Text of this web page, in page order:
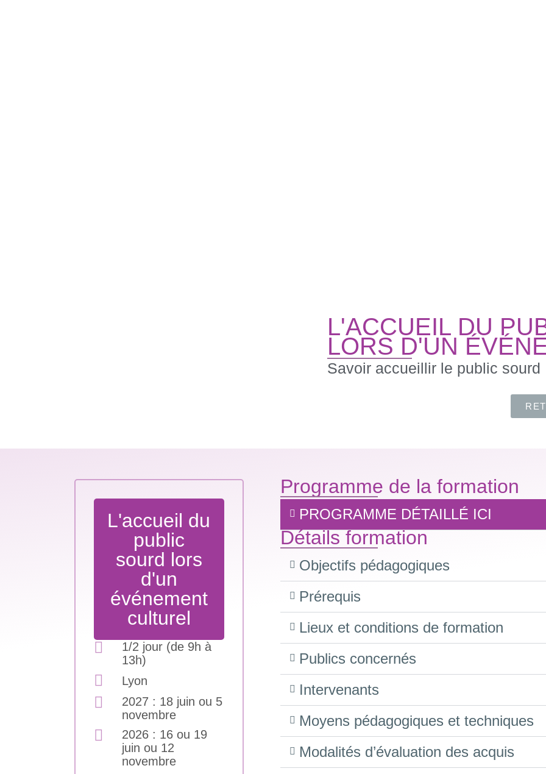
L'ACCUEIL DU
LORS D'UN
Savoir accueillir le public sourd
L'accueil du
public
sourd lors
d'un
événement
culturel
1/2 jour (de 9h à
13h)
Lyon
2027 : 18 juin ou 5
novembre
2026 : 16 ou 19
juin ou 12
novembre
Programme de la formation
PROGRAMME DÉTAILLÉ ICI
Détails formation
Objectifs pédagogiques
Prérequis
Lieux et conditions de formation
Publics concernés
Intervenants
Moyens pédagogiques et techniques
Modalités d’évaluation des acquis